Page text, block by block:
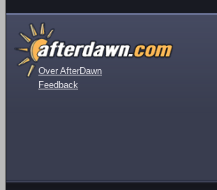
Over AfterDawn
Feedback